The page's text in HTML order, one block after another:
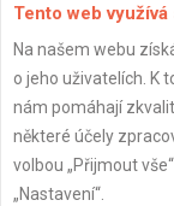
Tento web
Na našem webu
o jeho uživatelích. K
nám pomáhají
některé účely
volbou „Přijmout
„Nastavení“.